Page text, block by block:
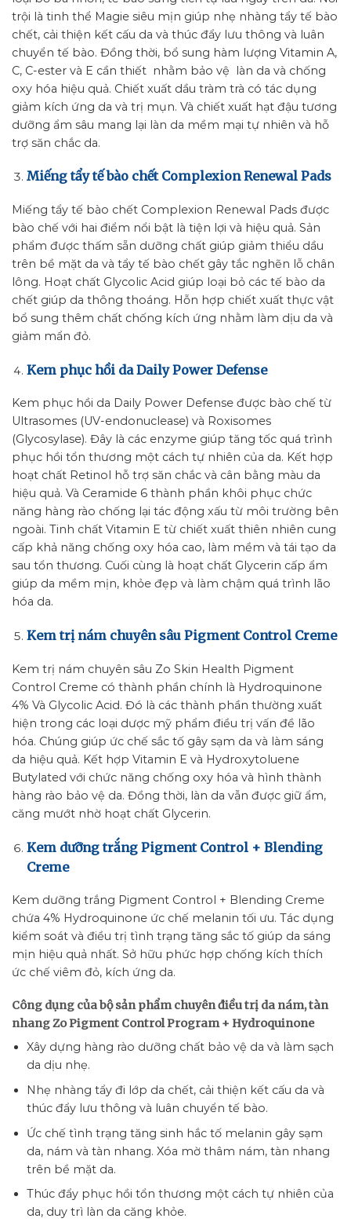
trội là tinh thể Magie siêu mịn giúp nhẹ nhàng tẩy tế bào
chết, cải thiện kết cấu da và thúc đẩy lưu thông và luân
chuyển tế bào. Đồng thời, bổ sung hàm lượng Vitamin A,
C, C-ester và E cần thiết nhằm bảo vệ làn da và chống
oxy hóa hiệu quả. Chiết xuất dầu tràm trà có tác dụng
giảm kích ứng da và trị mụn. Và chiết xuất hạt đậu tương
dưỡng ẩm sâu mang lại làn da mềm mại tự nhiên và hỗ
trợ săn chắc da.
Miếng tẩy tế bào chết Complexion Renewal Pads
Miếng tẩy tế bào chết Complexion Renewal Pads được
bào chế với hai điểm nổi bật là tiện lợi và hiệu quả. Sản
phẩm được thấm sẵn dưỡng chất giúp giảm thiểu dầu
trên bề mặt da và tẩy tế bào chết gây tắc nghẽn lỗ chân
lông. Hoạt chất Glycolic Acid giúp loại bỏ các tế bào da
chết giúp da thông thoáng. Hỗn hợp chiết xuất thực vật
bổ sung thêm chất chống kích ứng nhằm làm dịu da và
giảm mẩn đỏ.
Kem phục hồi da Daily Power Defense
Kem phục hồi da Daily Power Defense được bào chế từ
Ultrasomes (UV-endonuclease) và Roxisomes
(Glycosylase). Đây là các enzyme giúp tăng tốc quá trình
phục hồi tổn thương một cách tự nhiên của da. Kết hợp
hoạt chất Retinol hỗ trợ săn chắc và cân bằng màu da
hiệu quả. Và Ceramide 6 thành phần khôi phục chức
năng hàng rào chống lại tác động xấu từ môi trường bên
ngoài. Tinh chất Vitamin E từ chiết xuất thiên nhiên cung
cấp khả năng chống oxy hóa cao, làm mềm và tái tạo da
sau tổn thương. Cuối cùng là hoạt chất Glycerin cấp ẩm
giúp da mềm mịn, khỏe đẹp và làm chậm quá trình lão
hóa da.
Kem trị nám chuyên sâu Pigment Control Creme
Kem trị nám chuyên sâu Zo Skin Health Pigment
Control Creme có thành phần chính là Hydroquinone
4% Và Glycolic Acid. Đó là các thành phần thường xuất
hiện trong các loại dược mỹ phẩm điều trị vấn đề lão
hóa. Chúng giúp ức chế sắc tố gây sạm da và làm sáng
da hiệu quả. Kết hợp Vitamin E và Hydroxytoluene
Butylated với chức năng chống oxy hóa và hình thành
hàng rào bảo vệ da. Đồng thời, làn da vẫn được giữ ẩm,
căng mướt nhờ hoạt chất Glycerin.
Kem dưỡng trắng Pigment Control + Blending
Creme
Kem dưỡng trắng Pigment Control + Blending Creme
chứa 4% Hydroquinone ức chế melanin tối ưu. Tác dụng
kiểm soát và điều trị tình trạng tăng sắc tố giúp da sáng
mịn hiệu quả nhất. Sở hữu phức hợp chống kích thích
ức chế viêm đỏ, kích ứng da.
Công dụng của bộ sản phẩm chuyên điều trị da nám, tàn
nhang Zo Pigment Control Program + Hydroquinone
Xây dựng hàng rào dưỡng chất bảo vệ da và làm sạch
da dịu nhẹ.
Nhẹ nhàng tẩy đi lớp da chết, cải thiện kết cấu da và
thúc đẩy lưu thông và luân chuyển tế bào.
Ức chế tình trạng tăng sinh hắc tố melanin gây sạm
da, nám và tàn nhang. Xóa mờ thâm nám, tàn nhang
trên bề mặt da.
Thúc đẩy phục hồi tổn thương một cách tự nhiên của
da, duy trì làn da căng khỏe.